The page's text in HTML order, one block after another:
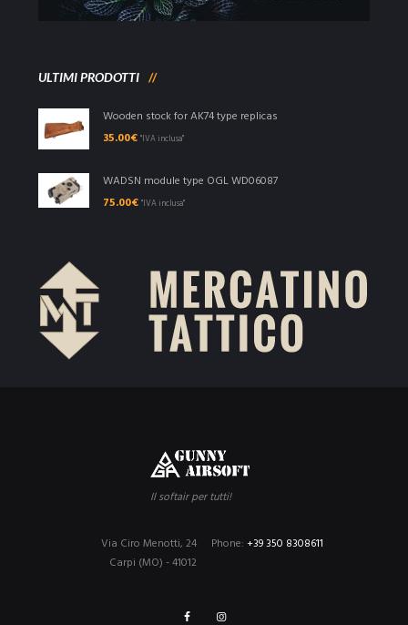
ULTIMI PRODOTTI
Wooden stock for AK74 type replicas
35.00€ "IVA inclusa"
WADSN module type OGL WD06087
75.00€ "IVA inclusa"
Il softair per tutti!
Phone: +39 350 8308611
Via Ciro Menotti, 24
Carpi (MO) - 41012